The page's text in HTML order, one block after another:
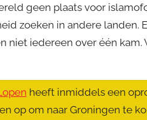
geen plaats voor
zoeken in andere landen.
niet iedereen over één
heeft inmiddels een
op om naar Groningen te